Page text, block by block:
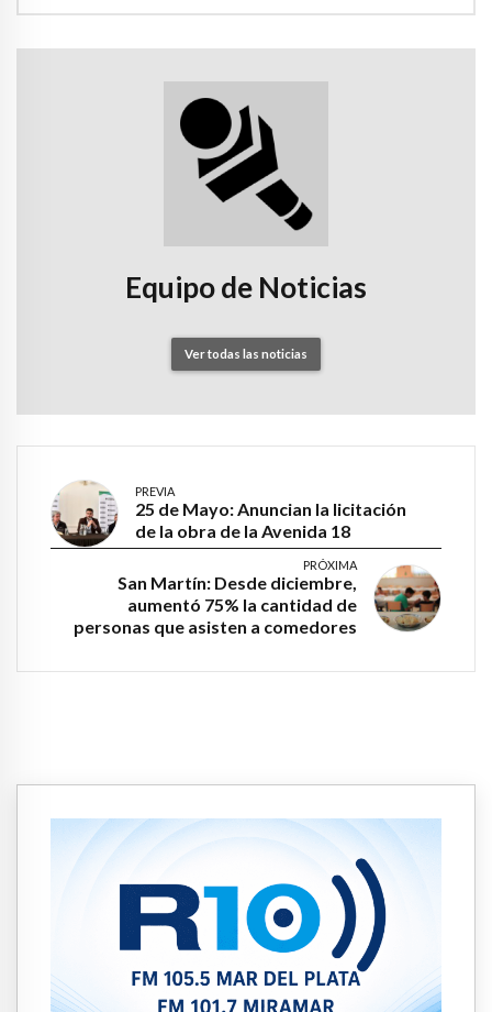
Equipo de Noticias
Ver todas las noticias
PREVIA
25 de Mayo: Anuncian la licitación
de la obra de la Avenida 18
PRÓXIMA
San Martín: Desde diciembre,
aumentó 75% la cantidad de
personas que asisten a comedores